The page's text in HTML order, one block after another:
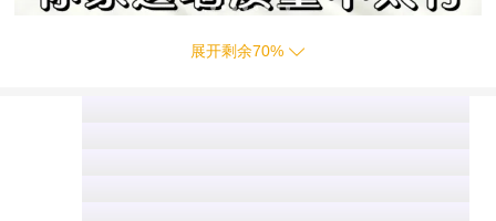
展开剩余70%